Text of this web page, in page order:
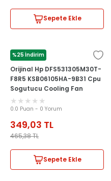
Sepete Ekle
%25 İndirim
HP
Orijinal Hp DFS531305M30T-
F8R5 KSB06105HA-9B31 Cpu
Sogutucu Cooling Fan
0.0 Puan - 0 Yorum
349,03 TL
465,38TL
Sepete Ekle